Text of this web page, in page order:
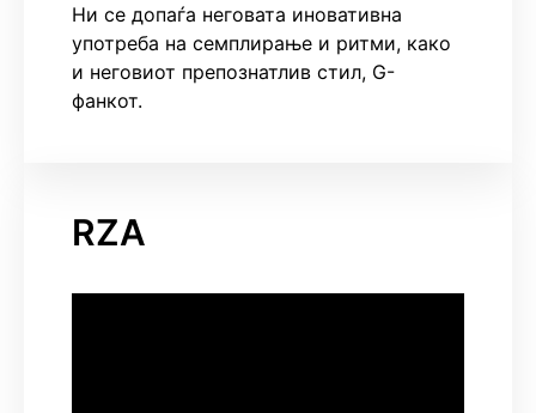
Ни се допаѓа неговата иновативна
употреба на семплирање и ритми, како
и неговиот препознатлив стил, G-
фанкот.
RZA